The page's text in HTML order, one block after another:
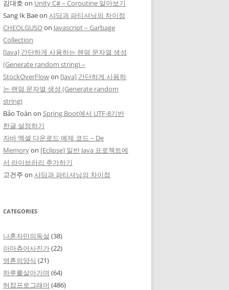
|f| %>
김대호 on Unity C# – Coroutine 알아보기
Sang Ik Baeon 샤딩과 파티셔닝의 차이점
CHEOLGUSOon Javascript – Garbage
Collection
[Java] 간단하게 사용하는 랜덤 문자열 생성
(Generate random string) –
StockOverFlowon [Java] 간단하게 사용하
는 랜덤 문자열 생성 (Generate random
string)
Bảo Toàn on Spring Boot에서 UTF-8기반
한글 설정하기
자바 엑셀 다운로드 예제 코드 – De
Memoryon [Eclipse] 일반 Java 프로젝트에
서 라이브러리 추가하기
고건주 on 샤딩과 파티셔닝의 차이점
CATEGORIES
나혼자만의독설 (38)
아마츄어사진가(22)
영혼의양식 (21)
하루를살아가며 (64)
허접프로그래머 (486)